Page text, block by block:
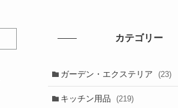
カテゴリー
ガーデン・エクステリア (23)
キッチン用品 (219)